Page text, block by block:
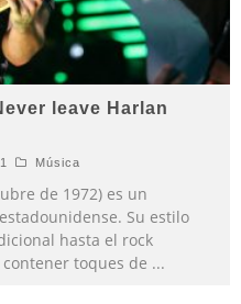
leave Harlan
Música
de 1972) es un
Su estilo
hasta el rock
toques de ...